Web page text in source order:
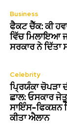
Business
ਫੈਕਟ ਚੈੱਕ: ਕੀ
ਵਿੱਚ ਮਿਲਾਇਆ
ਸਰਕਾਰ ਨੇ ਦਿੱਤਾ
Celebrity
ਪ੍ਰਿਯੰਕਾ ਚੋਪੜਾ
ਛਾਲ: ਓਸਕਾਰ
ਸਾਇੰਸ-ਫਿਕਸ਼ਨ
ਕੀਤਾ ਐਲਾਨ